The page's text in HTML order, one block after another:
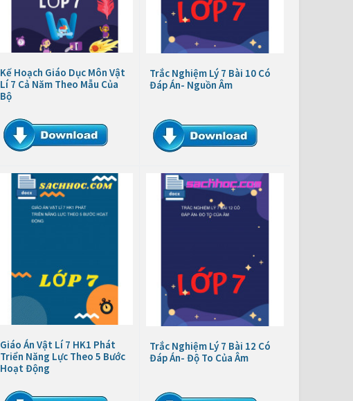
Kế Hoạch Giáo Dục Môn Vật
Lí 7 Cả Năm Theo Mẫu Của
Bộ
Trắc Nghiệm Lý 7 Bài 10 Có
Đáp Án- Nguồn Âm
Giáo Án Vật Lí 7 HK1 Phát
Triển Năng Lực Theo 5 Bước
Hoạt Động
Trắc Nghiệm Lý 7 Bài 12 Có
Đáp Án- Độ To Của Âm